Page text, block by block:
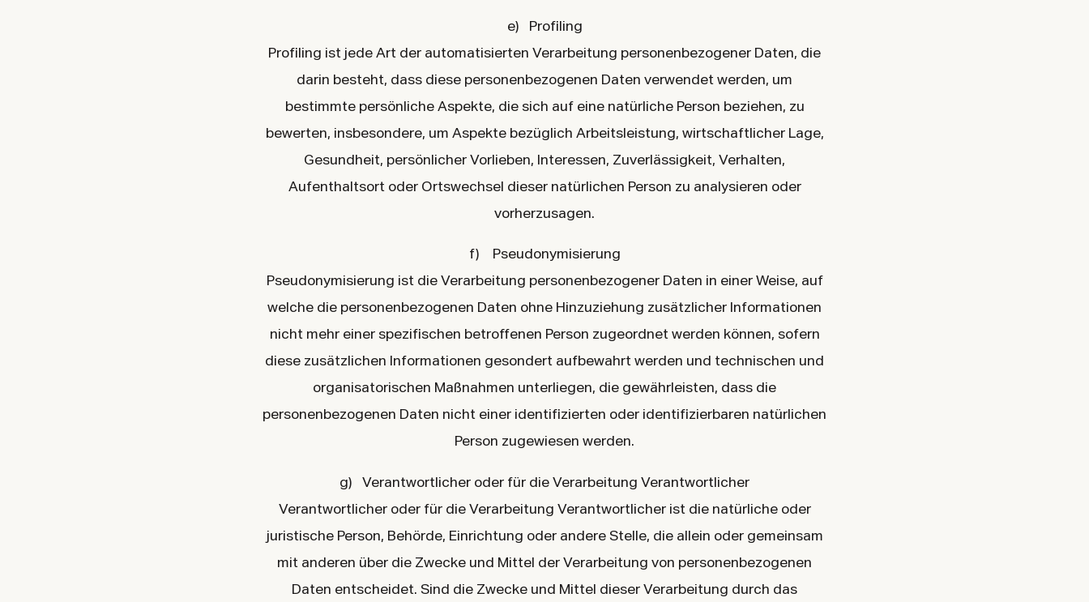
e) Profiling
Profiling ist jede Art der automatisierten Verarbeitung personenbezogener Daten, die
darin besteht, dass diese personenbezogenen Daten verwendet werden, um
bestimmte persönliche Aspekte, die sich auf eine natürliche Person beziehen, zu
bewerten, insbesondere, um Aspekte bezüglich Arbeitsleistung, wirtschaftlicher Lage,
Gesundheit, persönlicher Vorlieben, Interessen, Zuverlässigkeit, Verhalten,
Aufenthaltsort oder Ortswechsel dieser natürlichen Person zu analysieren oder
vorherzusagen.
f) Pseudonymisierung
Pseudonymisierung ist die Verarbeitung personenbezogener Daten in einer Weise, auf
welche die personenbezogenen Daten ohne Hinzuziehung zusätzlicher Informationen
nicht mehr einer spezifischen betroffenen Person zugeordnet werden können, sofern
diese zusätzlichen Informationen gesondert aufbewahrt werden und technischen und
organisatorischen Maßnahmen unterliegen, die gewährleisten, dass die
personenbezogenen Daten nicht einer identifizierten oder identifizierbaren natürlichen
Person zugewiesen werden.
g) Verantwortlicher oder für die Verarbeitung Verantwortlicher
Verantwortlicher oder für die Verarbeitung Verantwortlicher ist die natürliche oder
juristische Person, Behörde, Einrichtung oder andere Stelle, die allein oder gemeinsam
mit anderen über die Zwecke und Mittel der Verarbeitung von personenbezogenen
Daten entscheidet. Sind die Zwecke und Mittel dieser Verarbeitung durch das